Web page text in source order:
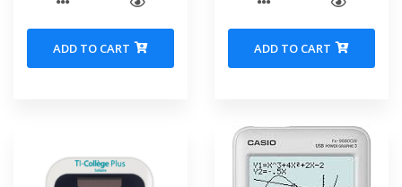
ADD TO CART ADD TO CART